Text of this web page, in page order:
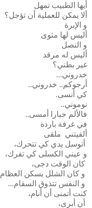
أيها الطبيب تمهل
ألا يمكن للعملية أن تؤجل؟
و الإبرة
أليس لها مثوى
و النصل
أليس له مرقد
غير بطني؟
خدروني...
أرجوكم.. خدروني..
كي أنسى.
نوموني..
فالألم جبارا أمسى..
في غرفة باردة
ألفيتني ملقى
أتوسل يدي كي تتحرك،
و عيني الكسلى كي تفرك،
كان الوقت دجى،
و كان الشلل يسكن العظام
و النفس تتذوق السقام...
كنت أتمنى أن أنام،
أن أبرى،